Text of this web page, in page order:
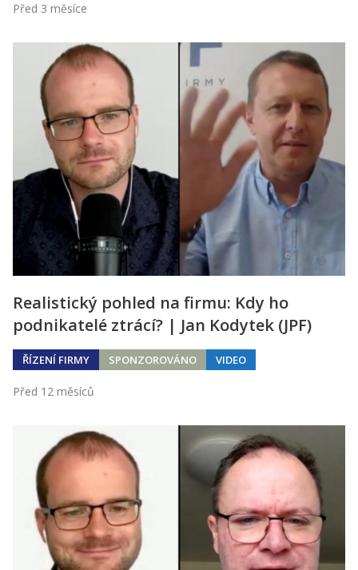
Před 3 měsíce
Realistický pohled na firmu: Kdy ho
podnikatelé ztrácí? | Jan Kodytek (JPF)
ŘÍZENÍ FIRMY SPONZOROVÁNO VIDEO
Před 12 měsíců